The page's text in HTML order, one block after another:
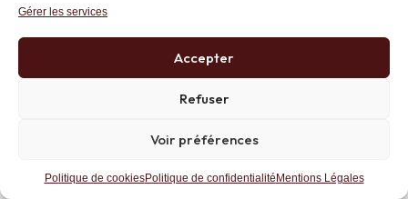
Gérer les services
Accepter
Refuser
Voir préférences
Politique de cookiesPolitique de confidentialité Mentions Légales
Le coeur, c’est la responsabilité personnelle.
de chaque décision, agir au risque de se
classique c’est la préservation et bonification